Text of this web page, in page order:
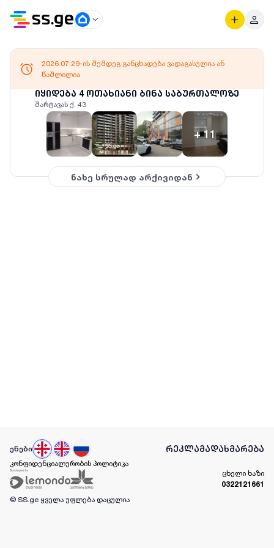
იყიდება 4 ოთახიანი ბინა საბურთალოზე
შარტავას ქ. 43
+11
2026.07.29-ის შემდეგ განცხადება ვადაგასულია ან
წაშლილია
ნახე სრულად არქივიდან
ენები რეკლამადახმარება
კონფიდენციალურობის პოლიტიკა
ცხელი ხაზი
0322121661
© SS.ge ყველა უფლება დაცულია